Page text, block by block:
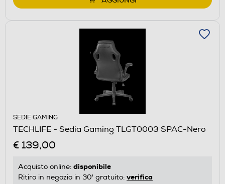
SEDIE GAMING
TECHLIFE - Sedia Gaming TLGT0003 SPAC-Nero
€ 139,00
Acquisto online: disponibile
Ritiro in negozio in 30' gratuito: verifica